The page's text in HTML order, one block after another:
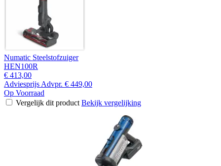
Numatic Steelstofzuiger
HEN100R
€ 413,00
Adviesprijs Advpr. € 449,00
Op Voorraad
Vergelijk dit product Bekijk vergelijking